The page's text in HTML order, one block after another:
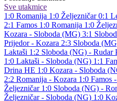
Sve utakmice
1:0 Romanija 1:0 Željezničar 0:1
2:1 Famos 1:0 Romanija 1:0
Kozara - Sloboda (MG) 3:1
Prijedor - Kozara 2:3 Sloboda
Laktaši 1:2 Sloboda (NG) - Rudar
1:0 Laktaši - Sloboda (NG) 1:1
Drina HE 1:0 Kozara - Sloboda
2:2 Romanija - Kozara 1:0 Famos
Željezničar 1:0 Sloboda (NG) -
Željezničar - Sloboda (NG) 1:0